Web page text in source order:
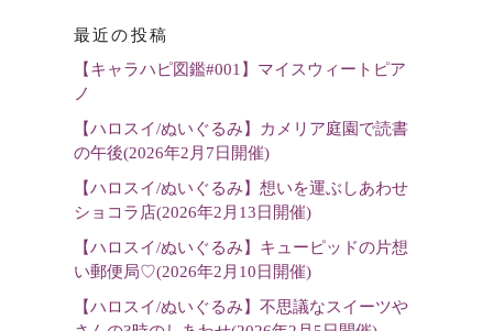
を
選
最近の投稿
【キャラハピ図鑑#001】マイスウィートピア
ノ
【ハロスイ/ぬいぐるみ】カメリア庭園で読書
の午後(2026年2月7日開催)
【ハロスイ/ぬいぐるみ】想いを運ぶしあわせ
ショコラ店(2026年2月13日開催)
【ハロスイ/ぬいぐるみ】キューピッドの片想
い郵便局♡(2026年2月10日開催)
【ハロスイ/ぬいぐるみ】不思議なスイーツや